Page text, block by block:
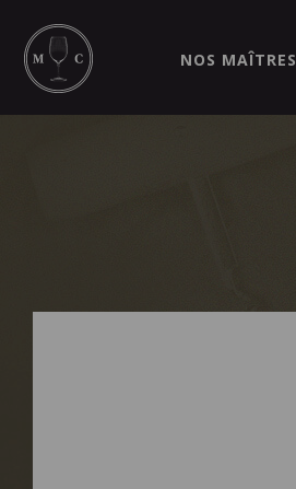
MAITRE | CAVISTE VIRTUEL!
NOS MAÎTRES